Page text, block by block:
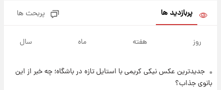
جزئیات
۱۴ ساعت پیش
پربازدید ها پربحث ها
روز هفته ماه سال
جدیدترین عکس نیکی کریمی با استایل تازه در باشگاه؛ چه خبر از این
بانوی جذاب؟